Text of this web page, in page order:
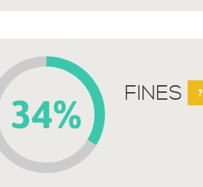
34% FINES ?